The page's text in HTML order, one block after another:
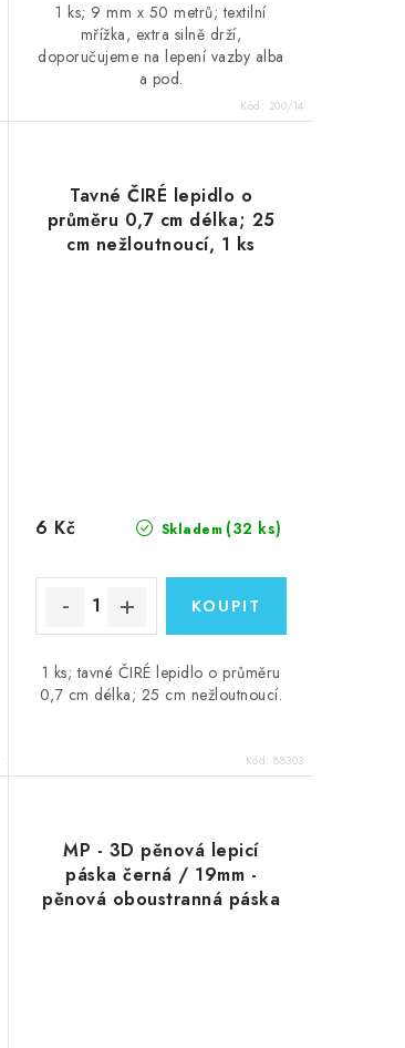
1 ks; 9 mm x 50 metrů; textilní
mřížka, extra silně drží,
doporučujeme na lepení vazby alba
a pod.
Kód: 200/14
Tavné ČIRÉ lepidlo o
průměru 0,7 cm délka; 25
cm nežloutnoucí, 1 ks
Skladem (32 ks)
6 Kč
1 ks; tavné ČIRÉ lepidlo o průměru
0,7 cm délka; 25 cm nežloutnoucí.
Kód:88303
MP - 3D pěnová lepicí
páska černá / 19mm -
pěnová oboustranná páska